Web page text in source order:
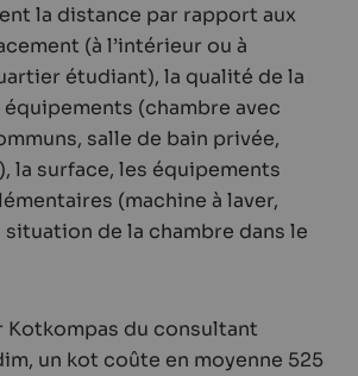
la distance par rapport aux
(à l’intérieur ou à
étudiant), la qualité de la
(chambre avec
salle de bain privée,
la surface, les équipements
(machine à laver,
situation de la chambre dans le
Kotkompas du consultant
un kot coûte en moyenne 525